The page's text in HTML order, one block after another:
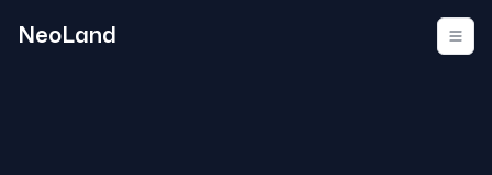
NeoLand